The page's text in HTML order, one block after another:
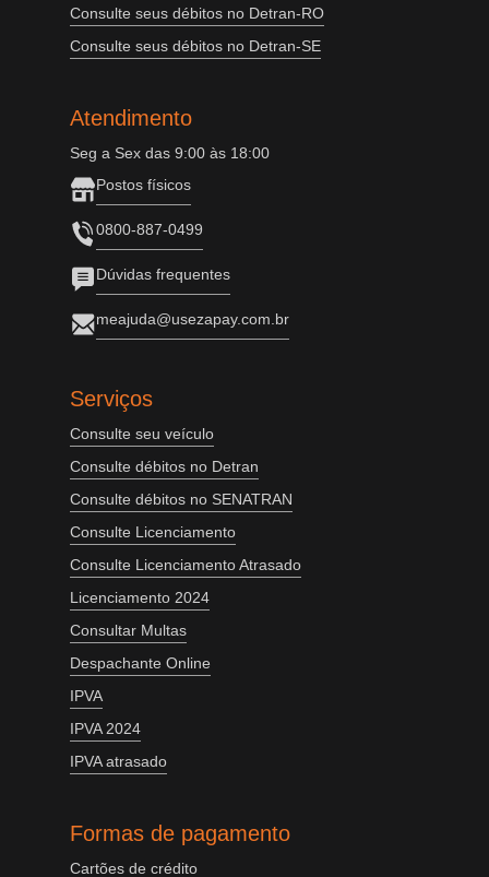
Consulte seus débitos no Detran-RO
Consulte seus débitos no Detran-SE
Atendimento
Seg a Sex das 9:00 às 18:00
Postos físicos
0800-887-0499
Dúvidas frequentes
meajuda@usezapay.com.br
Serviços
Consulte seu veículo
Consulte débitos no Detran
Consulte débitos no SENATRAN
Consulte Licenciamento
Consulte Licenciamento Atrasado
Licenciamento 2024
Consultar Multas
Despachante Online
IPVA
IPVA 2024
IPVA atrasado
Formas de pagamento
Cartões de crédito